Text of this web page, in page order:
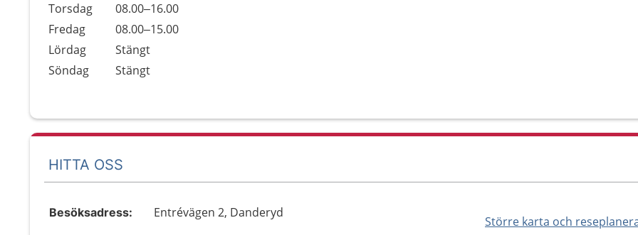
Torsdag
08.00–16.00
Fredag
08.00–15.00
Lördag
Stängt
Söndag
Stängt
HITTA OSS
Större karta och
Besöksadress: Entrévägen 2, Danderyd